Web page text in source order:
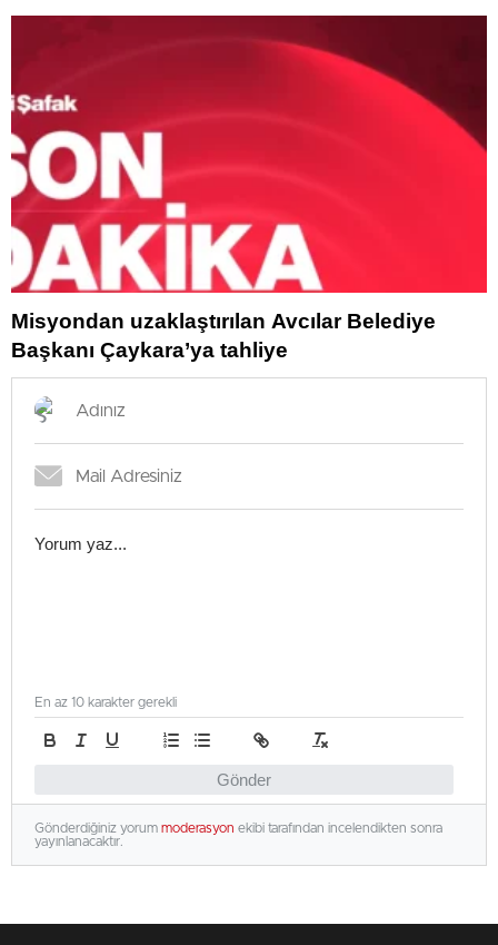
iletisi
Misyondan uzaklaştırılan Avcılar Belediye
Başkanı Çaykara’ya tahliye
Gönder
En az 10 karakter gerekli
Gönderdiğiniz yorum moderasyon ekibi tarafından incelendikten sonra
yayınlanacaktır.